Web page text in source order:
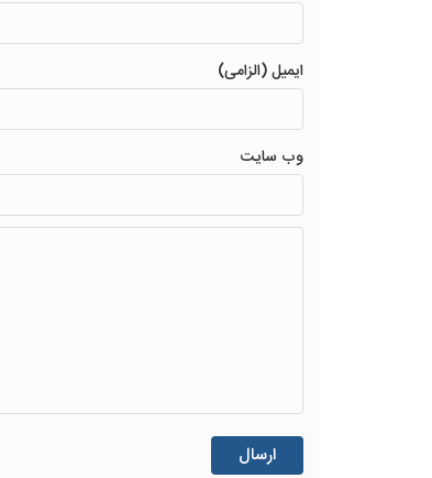
ایمیل (الزامی)
وب سایت